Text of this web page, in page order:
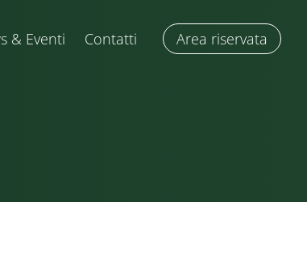
& Eventi Contatti Area riservata